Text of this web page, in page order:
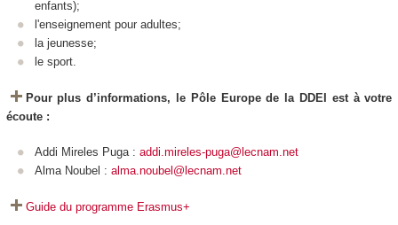
enfants);
l'enseignement pour adultes;
la jeunesse;
le sport.
Pour plus d’informations, le Pôle Europe de la DDEI est à votre
écoute :
Addi Mireles Puga : addi.mireles-puga@lecnam.net
Alma Noubel : alma.noubel@lecnam.net
Guide du programme Erasmus+